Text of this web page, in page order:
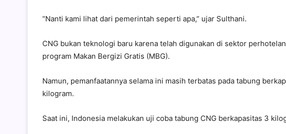
“Nanti kami lihat dari pemerintah seperti apa,” ujar Sulthani.
CNG bukan teknologi baru karena telah digunakan di sektor
program Makan Bergizi Gratis (MBG).
Namun, pemanfaatannya selama ini masih terbatas pada tabung
kilogram.
Saat ini, Indonesia melakukan uji coba tabung CNG berkapasitas 3